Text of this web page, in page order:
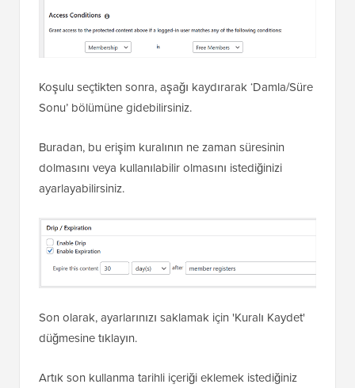
Koşulu seçtikten sonra, aşağı kaydırarak ‘Damla/Süre
Sonu’ bölümüne gidebilirsiniz.
Buradan, bu erişim kuralının ne zaman süresinin
dolmasını veya kullanılabilir olmasını istediğinizi
ayarlayabilirsiniz.
Son olarak, ayarlarınızı saklamak için 'Kuralı Kaydet'
düğmesine tıklayın.
Artık son kullanma tarihli içeriği eklemek istediğiniz